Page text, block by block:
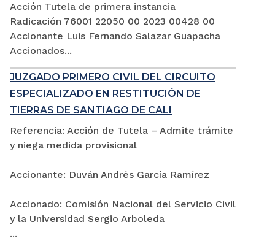
Acción Tutela de primera instancia
Radicación 76001 22050 00 2023 00428 00
Accionante Luis Fernando Salazar Guapacha
Accionados...
JUZGADO PRIMERO CIVIL DEL CIRCUITO
ESPECIALIZADO EN RESTITUCIÓN DE
TIERRAS DE SANTIAGO DE CALI
Referencia: Acción de Tutela – Admite trámite
y niega medida provisional
Accionante: Duván Andrés García Ramírez
Accionado: Comisión Nacional del Servicio Civil
y la Universidad Sergio Arboleda
...